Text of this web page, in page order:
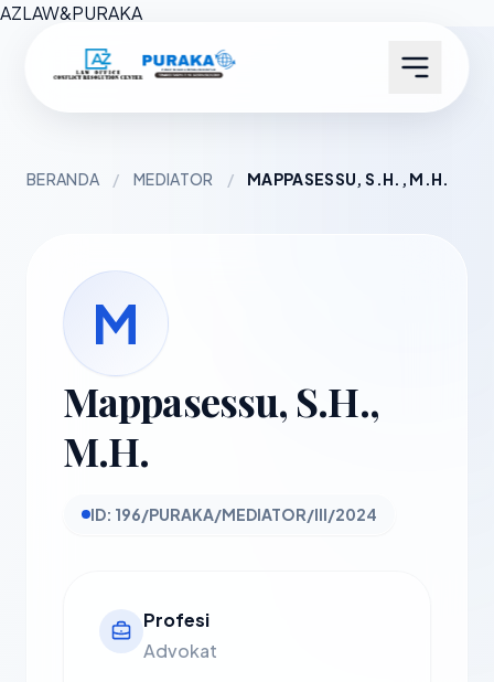
AZLAW&PURAKA
BERANDA / MEDIATOR / MAPPASESSU, S.H., M.H.
M
Mappasessu, S.H.,
M.H.
ID: 196/PURAKA/MEDIATOR/III/2024
Profesi
Advokat